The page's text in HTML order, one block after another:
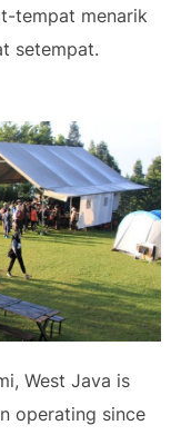
tempat menarik
setempat.
West Java is
operating since